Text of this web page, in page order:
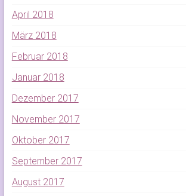
April 2018
März 2018
Februar 2018
Januar 2018
Dezember 2017
November 2017
Oktober 2017
September 2017
August 2017